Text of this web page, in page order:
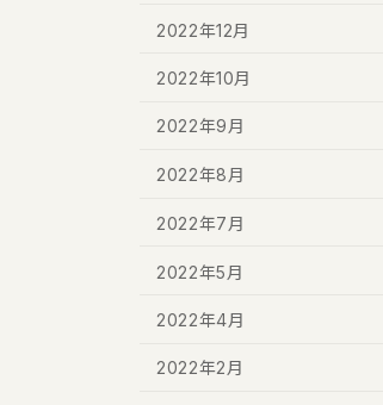
2022年12月
2022年10月
2022年9月
2022年8月
2022年7月
2022年5月
2022年4月
2022年2月